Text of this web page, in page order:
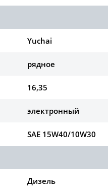
Yuchai
рядное
16,35
электронный
SAE 15W40/10W30
Дизель